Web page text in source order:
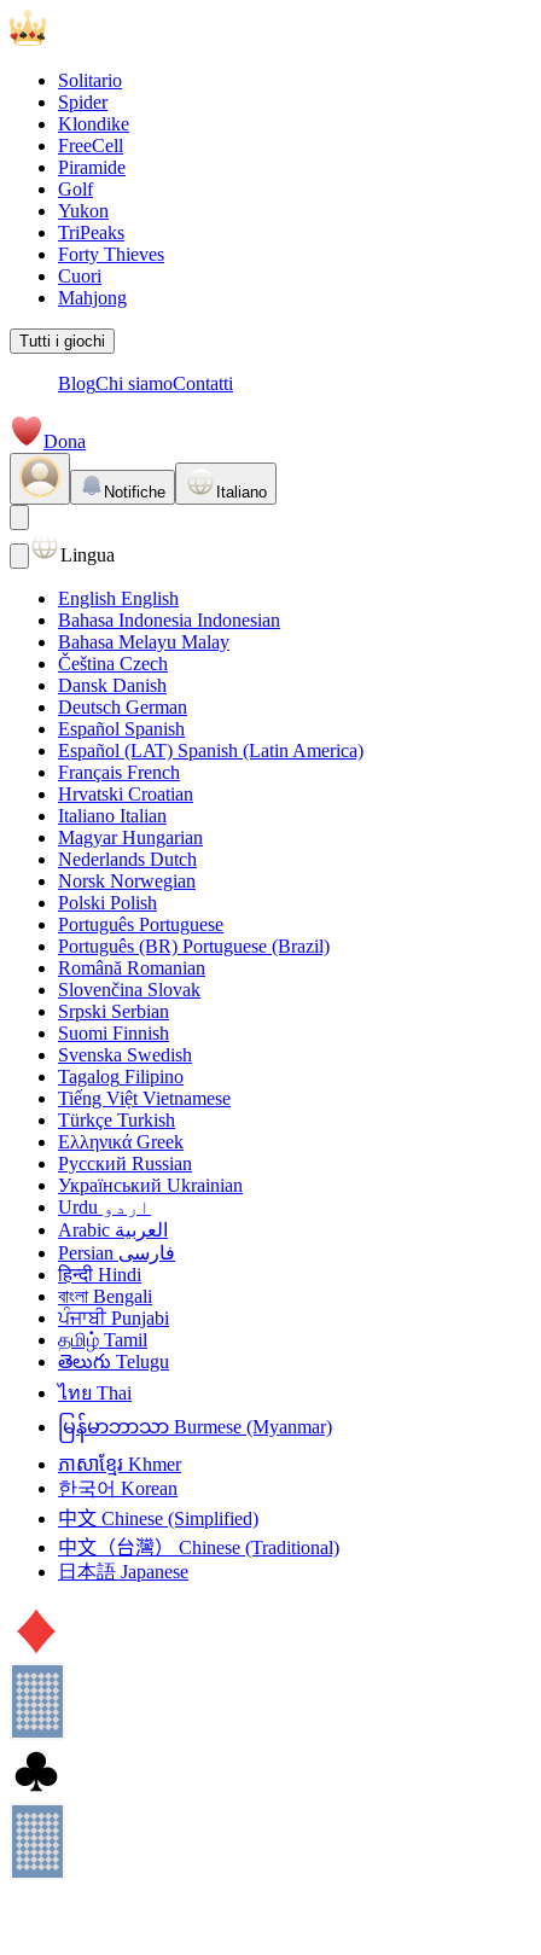
Solitario
Spider
Klondike
FreeCell
Piramide
Golf
Yukon
TriPeaks
Forty Thieves
Cuori
Mahjong
Tutti i giochi
BlogChi siamoContatti
Dona
Notifiche Italiano
Lingua
English English
Bahasa Indonesia Indonesian
Bahasa Melayu Malay
Čeština Czech
Dansk Danish
Deutsch German
Español Spanish
Español (LAT) Spanish (Latin America)
Français French
Hrvatski Croatian
Italiano Italian
Magyar Hungarian
Nederlands Dutch
Norsk Norwegian
Polski Polish
Português Portuguese
Português (BR) Portuguese (Brazil)
Română Romanian
Slovenčina Slovak
Srpski Serbian
Suomi Finnish
Svenska Swedish
Tagalog Filipino
Tiếng Việt Vietnamese
Türkçe Turkish
Ελληνικά Greek
Русский Russian
Український Ukrainian
اردو Urdu
العربية Arabic
فارسی Persian
हिन्दी Hindi
বাংলা Bengali
ਪੰਜਾਬੀ Punjabi
தமிழ் Tamil
తెలుగు Telugu
ไทย Thai
မြန်မာဘာသာ Burmese (Myanmar)
ភាសាខ្មែរ Khmer
한국어 Korean
中文 Chinese (Simplified)
中文（台灣）
Chinese (Traditional)
日本語 Japanese